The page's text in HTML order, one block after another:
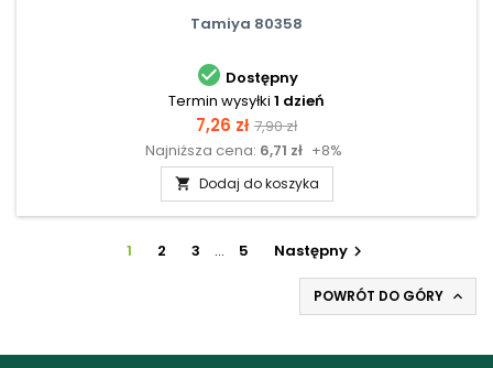
Tamiya 80358
 Dostępny
Termin wysyłki 1 dzień
Cena
7,26 zł Cena
podstawowa
7,90 zł
Najniższa cena: 6,71 zł +8%
 Dodaj do koszyka
1 2 3 … 5 Następny
POWRÓT DO GÓRY 